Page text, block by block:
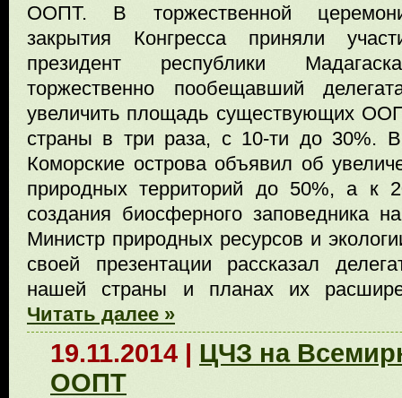
ООПТ. В торжественной
закрытия Конгресса приняли
президент республики
торжественно пообещавший
увеличить площадь существующих
страны в три раза, с 10-ти до 30%.
Коморские острова объявил об
природных территорий до 50%, а к
создания биосферного заповедника
Министр природных ресурсов и
своей презентации рассказал
нашей страны и планах их
Читать далее »
19.11.2014 | ЦЧЗ на
ООПТ